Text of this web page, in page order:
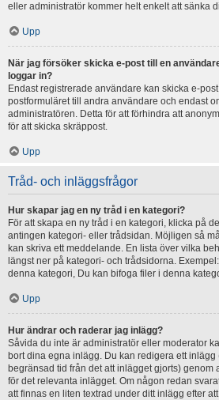
eller administratör kommer helt enkelt att sänka
Upp
När jag försöker skicka e-post till en
loggar in?
Endast registrerade användare kan skicka e-
postformuläret till andra användare och endast
administratören. Detta för att förhindra att
för att skicka skräppost.
Upp
Tråd- och inläggsfrågor
Hur skapar jag en ny tråd i en kategori?
För att skapa en ny tråd i en kategori, klicka på
antingen kategori- eller trådsidan. Möjligen så
kan skriva ett meddelande. En lista över vilka
längst ner på kategori- och trådsidorna.
denna kategori, Du kan bifoga filer i denna
Upp
Hur ändrar och raderar jag inlägg?
Såvida du inte är administratör eller moderator
bort dina egna inlägg. Du kan redigera ett
begränsad tid från det att inlägget gjorts) genom
för det relevanta inlägget. Om någon redan
att finnas en liten textrad under ditt inlägg efter